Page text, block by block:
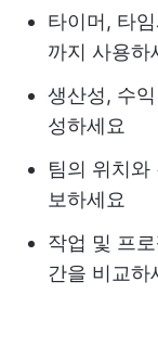
타이머, 타
까지 사용하
생산성, 수
성하세요
팀의 위치
보하세요
작업 및 프
간을 비교하